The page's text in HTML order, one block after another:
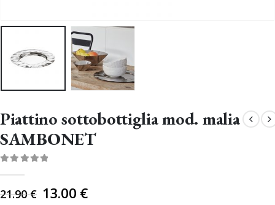
Piattino sottobottiglia mod. malia
SAMBONET
21.90€ Il
13.00 €